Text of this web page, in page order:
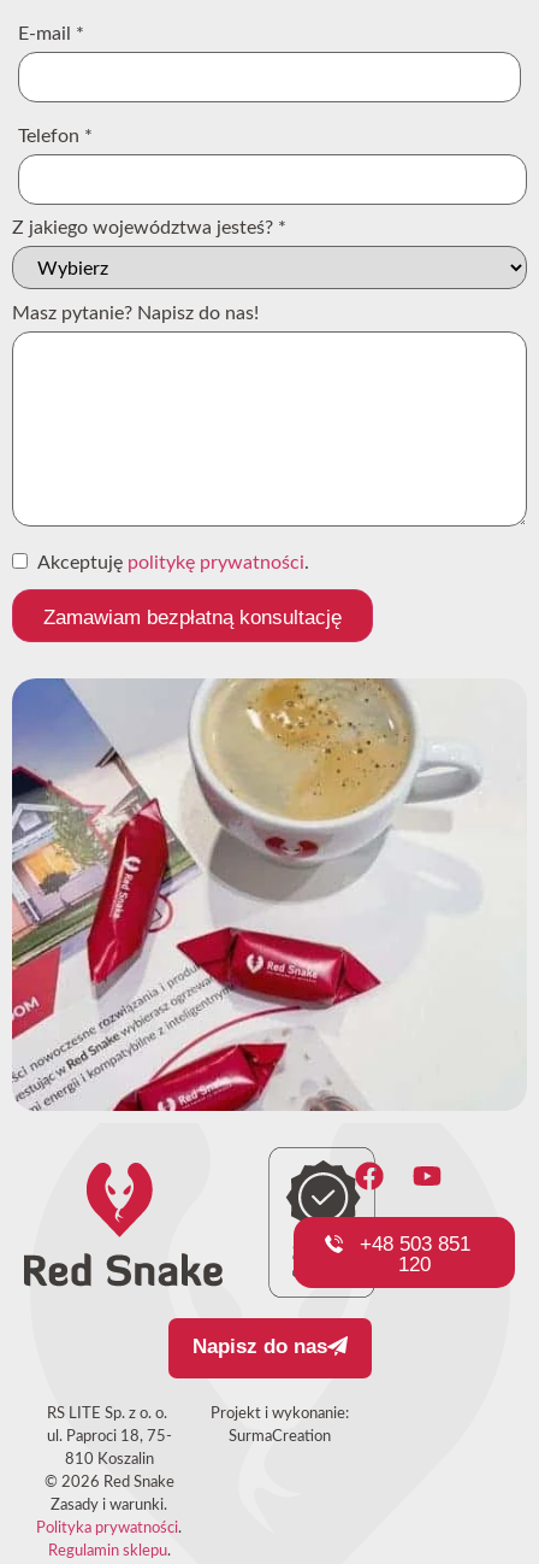
E-mail *
Telefon *
Z jakiego województwa jesteś? *
Masz pytanie? Napisz do nas!
Akceptuję politykę prywatności.
Zamawiam bezpłatną konsultację
+48 503 851
120
Napisz do nas
RS LITE Sp. z o. o.
ul. Paproci 18, 75-
810 Koszalin
© 2026 Red Snake
Zasady i warunki.
Polityka prywatności.
Regulamin sklepu.
Projekt i wykonanie:
SurmaCreation